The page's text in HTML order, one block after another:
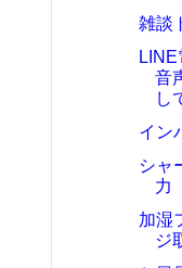
雑談
音
し
イン
シャ
力
加湿
ジ